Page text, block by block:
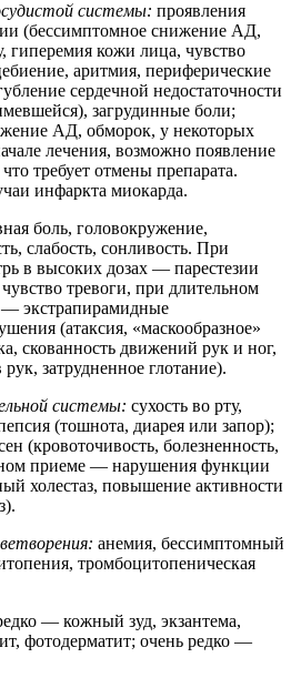
системы: проявления
(бессимптомное снижение АД,
гиперемия кожи лица, чувство
аритмия, периферические
сердечной недостаточности
загрудинные боли;
АД, обморок, у некоторых
лечения, возможно появление
требует отмены препарата.
инфаркта миокарда.
боль, головокружение,
слабость, сонливость. При
в высоких дозах — парестезии
тревоги, при длительном
— экстрапирамидные
(атаксия, «маскообразное»
скованность движений рук и ног,
затрудненное глотание).
системы: сухость во рту,
(тошнота, диарея или запор);
(кровоточивость, болезненность,
приеме — нарушения функции
холестаз, повышение активности
анемия, бессимптомный
тромбоцитопеническая
— кожный зуд, экзантема,
фотодерматит; очень редко —